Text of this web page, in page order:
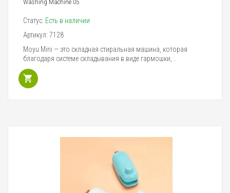
Washing Machine 05
Статус: Есть в наличии
Артикул: 7128
Moyu Mini — это складная стиральная машина, которая
благодаря системе складывания в виде гармошки, ..